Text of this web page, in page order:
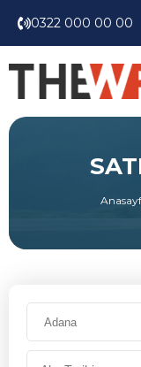
0322 000 00 00